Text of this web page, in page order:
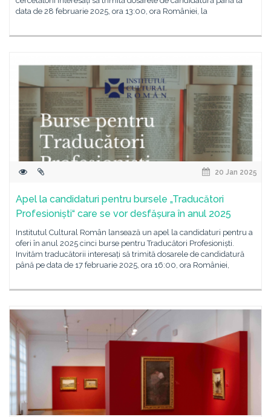
data de 28 februarie 2025, ora 13:00, ora României, la
20 Jan 2025
Apel la candidaturi pentru bursele „Traducători
Profesioniști“ care se vor desfășura în anul 2025
Institutul Cultural Român lansează un apel la candidaturi pentru a
oferi în anul 2025 cinci burse pentru Traducători Profesioniști.
Invităm traducătorii interesați să trimită dosarele de candidatură
până pe data de 17 februarie 2025, ora 16:00, ora României,